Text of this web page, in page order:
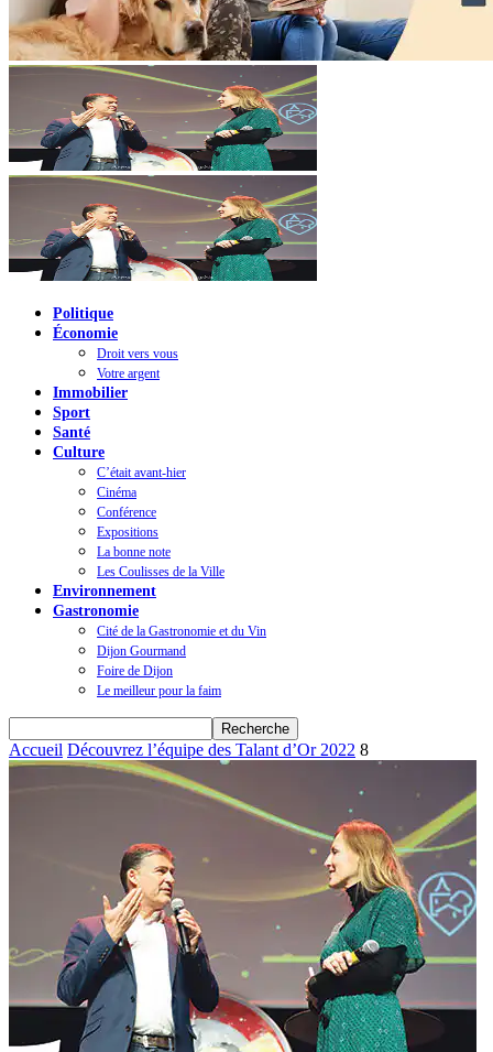
Politique
Économie
Droit vers vous
Votre argent
Immobilier
Sport
Santé
Culture
C’était avant-hier
Cinéma
Conférence
Expositions
La bonne note
Les Coulisses de la Ville
Environnement
Gastronomie
Cité de la Gastronomie et du Vin
Dijon Gourmand
Foire de Dijon
Le meilleur pour la faim
Accueil Découvrez l’équipe des Talant d’Or 2022 8